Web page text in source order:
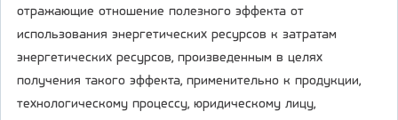
отражающие отношение полезного эффекта от
использования энергетических ресурсов к затратам
энергетических ресурсов, произведенным в целях
получения такого эффекта, применительно к продукции,
технологическому процессу, юридическому лицу,